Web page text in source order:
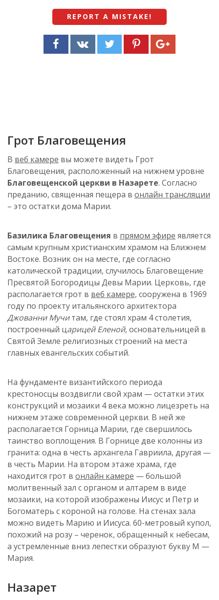
REPORT A MISTAKE !
Грот Благовещения
В веб камере вы можете видеть Грот
Благовещения, расположенный на нижнем уровне
Благовещенской церкви в Назарете. Согласно
преданию, священная пещера в онлайн трансляции
– это остатки дома Марии.
Базилика Благовещения в прямом эфире является
самым крупным христианским храмом на Ближнем
Востоке. Возник он на месте, где согласно
католической традиции, случилось Благовещение
Пресвятой Богородицы Девы Марии. Церковь, где
располагается грот в веб камере, сооружена в 1969
году по проекту итальянского архитектора
Джованни Мучитам, где стоял храм 4 столетия,
построенный царицей Еленой,основательницей в
Святой Земле религиозных строений на места
главных евангельских событий.
На фундаменте византийского периода
крестоносцы воздвигли свой храм — остатки этих
конструкций и мозаики 4 века можно лицезреть на
нижнем этаже современной церкви. В ней же
располагается Горница Марии, где свершилось
таинство воплощения. В Горнице две колонны из
гранита: одна в честь архангела Гавриила, другая —
в честь Марии. На втором этаже храма, где
находится грот в онлайн камере — большой
молитвенный зал с органом и алтарем в виде
мозаики, на которой изображены Иисус и Петр и
Богоматерь с короной на голове. На стенах зала
можно видеть Марию и Иисуса. 60-метровый купол,
похожий на розу – черенок, обращенный к небесам,
а устремленные вниз лепестки образуют букву М —
Мария.
Назарет